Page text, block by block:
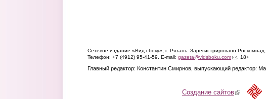
Сетевое издание «Вид сбоку», г. Рязань. Зарегистрировано
Телефон: +7 (4912) 95-41-59. E-mail: gazeta@vidsboku.com(link sends e-
. 18+
Главный редактор: Константин Смирнов, выпускающий редактор:
Создание сайтов(link is